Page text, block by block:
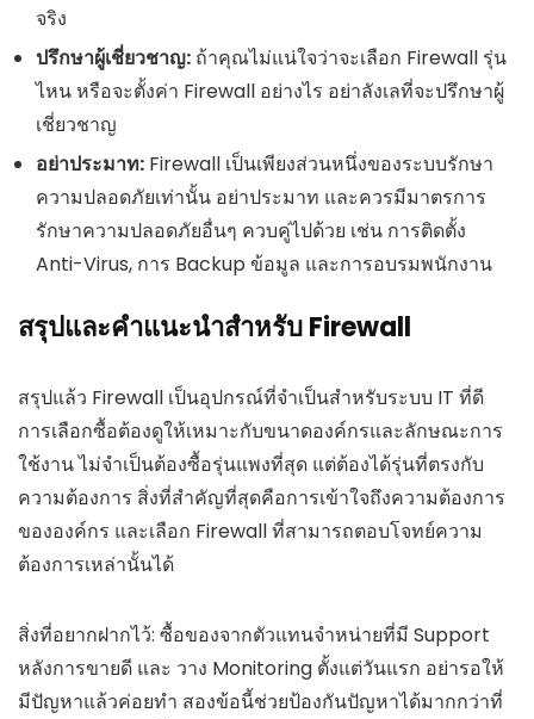
จริง
ปรึกษาผู้เชี่ยวชาญ: ถ้าคุณไม่แน่ใจว่าจะเลือก Firewall รุ่น
ไหน หรือจะตั้งค่า Firewall อย่างไร อย่าลังเลที่จะปรึกษาผู้
เชี่ยวชาญ
อย่าประมาท: Firewall เป็นเพียงส่วนหนึ่งของระบบรักษา
ความปลอดภัยเท่านั้น อย่าประมาท และควรมีมาตรการ
รักษาความปลอดภัยอื่นๆ ควบคู่ไปด้วย เช่น การติดตั้ง
Anti-Virus, การ Backup ข้อมูล และการอบรมพนักงาน
สรุปและคำแนะนำสำหรับ Firewall
สรุปแล้ว Firewall เป็นอุปกรณ์ที่จำเป็นสำหรับระบบ IT ที่ดี
การเลือกซื้อต้องดูให้เหมาะกับขนาดองค์กรและลักษณะการ
ใช้งาน ไม่จำเป็นต้องซื้อรุ่นแพงที่สุด แต่ต้องได้รุ่นที่ตรงกับ
ความต้องการ สิ่งที่สำคัญที่สุดคือการเข้าใจถึงความต้องการ
ขององค์กร และเลือก Firewall ที่สามารถตอบโจทย์ความ
ต้องการเหล่านั้นได้
สิ่งที่อยากฝากไว้: ซื้อของจากตัวแทนจำหน่ายที่มี Support
หลังการขายดี และ วาง Monitoring ตั้งแต่วันแรก อย่ารอให้
มีปัญหาแล้วค่อยทำ สองข้อนี้ช่วยป้องกันปัญหาได้มากกว่าที่